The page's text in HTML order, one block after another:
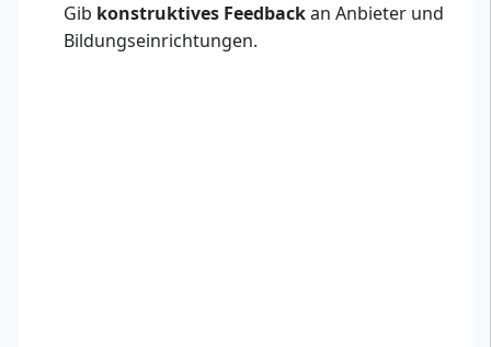
Gib konstruktives Feedbackan Anbieter und
Bildungseinrichtungen.